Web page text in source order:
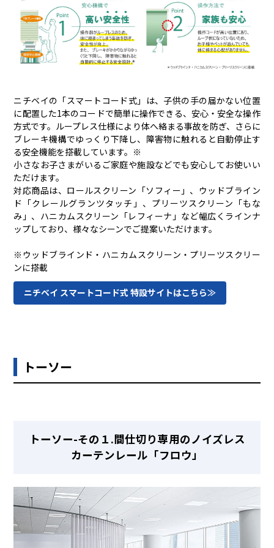
ニチベイの「スマートコード式」は、子供の手の届かない位置
に配置した1本のコードで簡単に操作できる、安心・安全な操作
方式です。ループレス仕様により体へ絡まる事故を防ぎ、さらに
ブレーキ機構でゆっくり下降し、障害物に触れると自動停止す
る安全機能を搭載しています。※
小さなお子さまがいるご家庭や施設などでも安心してお使いい
ただけます。
対応商品は、ロールスクリーン「ソフィー」、ウッドブライン
ド「クレールグランツタッチ」、プリーツスクリーン「もな
み」、ハニカムスクリーン「レフィーナ」など幅広くラインナ
ップしており、様々なシーンでご提案いただけます。
※ウッドブラインド・ハニカムスクリーン・プリーツスクリー
ンに搭載
ニチベイ スマートコード式 特設サイトはこちら≫
トーソー
トーソー-その１.間仕切り専用のノイズレス
カーテンレール「フロウ」